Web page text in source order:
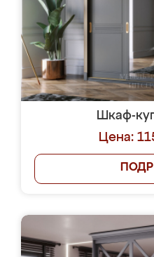
Шкаф-
Цена: